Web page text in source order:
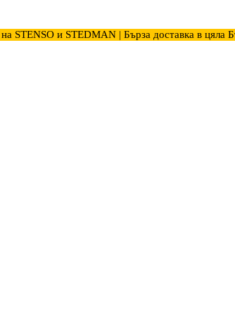
STENSO и STEDMAN | Бърза доставка в цяла